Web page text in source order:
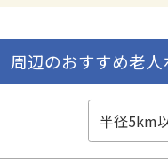
周辺のおすすめ老